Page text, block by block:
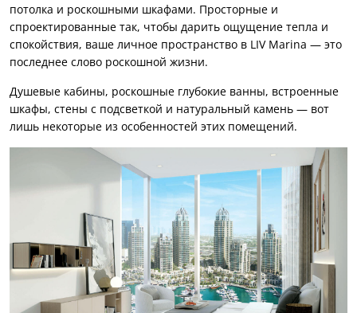
потолка и роскошными шкафами. Просторные и
спроектированные так, чтобы дарить ощущение тепла и
спокойствия, ваше личное пространство в LIV Marina — это
последнее слово роскошной жизни.
Душевые кабины, роскошные глубокие ванны, встроенные
шкафы, стены с подсветкой и натуральный камень — вот
лишь некоторые из особенностей этих помещений.